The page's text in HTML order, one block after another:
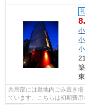
共用部には敷地内ごみ置き
ています。こちらは初期費